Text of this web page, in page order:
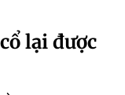
lại được